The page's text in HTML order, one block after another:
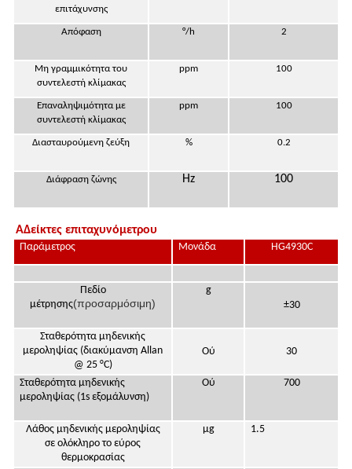
επιτάχυνσης
Απόφαση °/h 2
Μη γραμμικότητα του
συντελεστή κλίμακας
ppm 100
Επαναληψιμότητα με
συντελεστή κλίμακας
ppm 100
Διασταυρούμενη ζεύξη % 0.2
Διάφραση ζώνης Hz 100
ΑΔείκτες επιταχυνόμετρου
Παράμετρος Μονάδα HG4930C
Πεδίο
μέτρησης(προσαρμόσιμη)
g
±30
Σταθερότητα μηδενικής
μεροληψίας (διακύμανση Allan
@ 25 °C)
Ού 30
Σταθερότητα μηδενικής
μεροληψίας (1s εξομάλυνση)
Ού 700
Λάθος μηδενικής μεροληψίας
σε ολόκληρο το εύρος
θερμοκρασίας
μg 1.5